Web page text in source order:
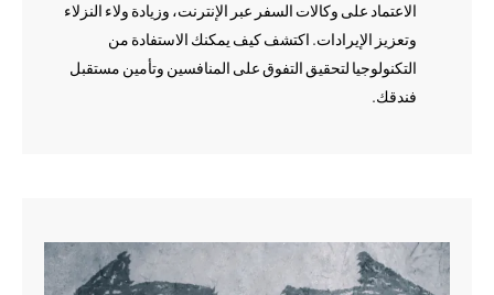
الاعتماد على وكالات السفر عبر الإنترنت، وزيادة ولاء النزلاء
وتعزيز الإيرادات. اكتشف كيف يمكنك الاستفادة من
التكنولوجيا لتحقيق التفوق على المنافسين وتأمين مستقبل
فندقك.